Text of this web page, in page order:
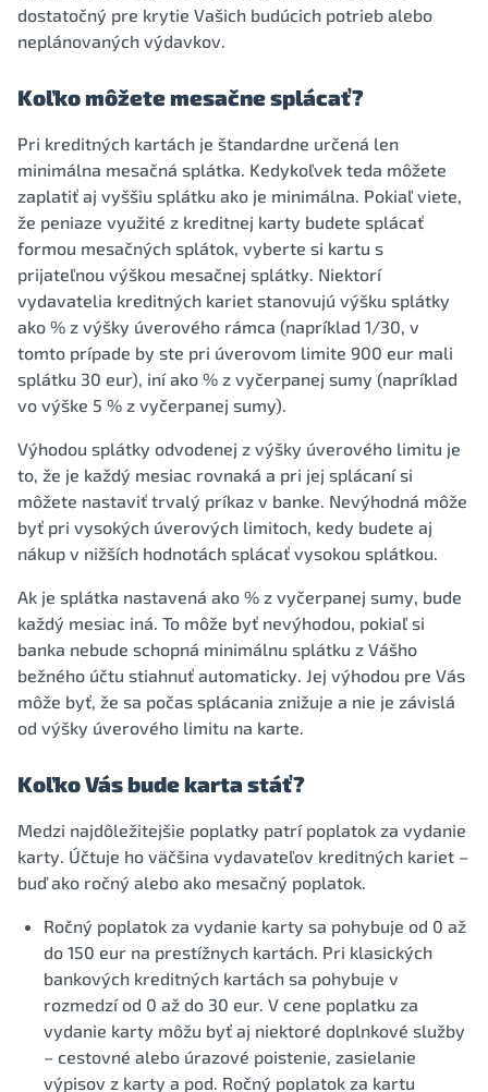
dostatočný pre krytie Vašich budúcich potrieb alebo
neplánovaných výdavkov.
Koľko môžete mesačne splácať?
Pri kreditných kartách je štandardne určená len
minimálna mesačná splátka. Kedykoľvek teda môžete
zaplatiť aj vyššiu splátku ako je minimálna. Pokiaľ viete,
že peniaze využité z kreditnej karty budete splácať
formou mesačných splátok, vyberte si kartu s
prijateľnou výškou mesačnej splátky. Niektorí
vydavatelia kreditných kariet stanovujú výšku splátky
ako % z výšky úverového rámca (napríklad 1/30, v
tomto prípade by ste pri úverovom limite 900 eur mali
splátku 30 eur), iní ako % z vyčerpanej sumy (napríklad
vo výške 5 % z vyčerpanej sumy).
Výhodou splátky odvodenej z výšky úverového limitu je
to, že je každý mesiac rovnaká a pri jej splácaní si
môžete nastaviť trvalý príkaz v banke. Nevýhodná môže
byť pri vysokých úverových limitoch, kedy budete aj
nákup v nižších hodnotách splácať vysokou splátkou.
Ak je splátka nastavená ako % z vyčerpanej sumy, bude
každý mesiac iná. To môže byť nevýhodou, pokiaľ si
banka nebude schopná minimálnu splátku z Vášho
bežného účtu stiahnuť automaticky. Jej výhodou pre Vás
môže byť, že sa počas splácania znižuje a nie je závislá
od výšky úverového limitu na karte.
Koľko Vás bude karta stáť?
Medzi najdôležitejšie poplatky patrí poplatok za vydanie
karty. Účtuje ho väčšina vydavateľov kreditných kariet –
buď ako ročný alebo ako mesačný poplatok.
Ročný poplatok za vydanie karty sa pohybuje od 0 až
do 150 eur na prestížnych kartách. Pri klasických
bankových kreditných kartách sa pohybuje v
rozmedzí od 0 až do 30 eur. V cene poplatku za
vydanie karty môžu byť aj niektoré doplnkové služby
– cestovné alebo úrazové poistenie, zasielanie
výpisov z karty a pod. Ročný poplatok za kartu